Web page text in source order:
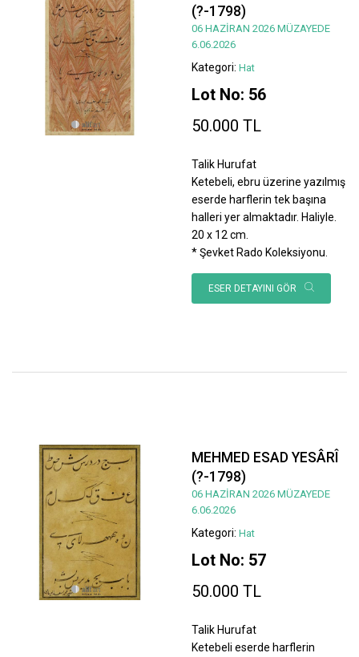
(?-1798)
06 HAZİRAN 2026 MÜZAYEDE
6.06.2026
Kategori: Hat
Lot No: 56
50.000 TL
Talik Hurufat
Ketebeli, ebru üzerine yazılmış
eserde harflerin tek başına
halleri yer almaktadır. Haliyle.
20 x 12 cm.
* Şevket Rado Koleksiyonu.
ESER DETAYINI GÖR
MEHMED ESAD YESÂRÎ
(?-1798)
06 HAZİRAN 2026 MÜZAYEDE
6.06.2026
Kategori: Hat
Lot No: 57
50.000 TL
Talik Hurufat
Ketebeli eserde harflerin